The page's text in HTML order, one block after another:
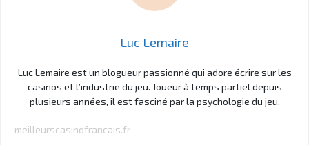
Luc Lemaire
Luc Lemaire est un blogueur passionné qui adore écrire sur les
casinos et l’industrie du jeu. Joueur à temps partiel depuis
plusieurs années, il est fasciné par la psychologie du jeu.
meilleurscasinofrancais.fr